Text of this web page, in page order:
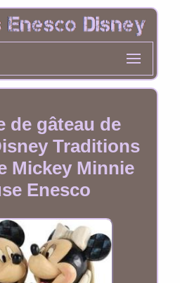
de gâteau de
Traditions
Mickey Minnie
Enesco